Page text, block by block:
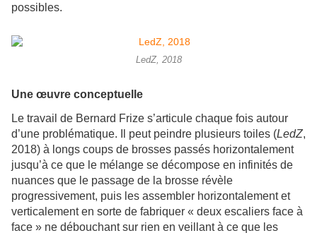
possibles.
LedZ, 2018
Une œuvre conceptuelle
Le travail de Bernard Frize s’articule chaque fois autour
d’une problématique. Il peut peindre plusieurs toiles (LedZ,
2018) à longs coups de brosses passés horizontalement
jusqu’à ce que le mélange se décompose en infinités de
nuances que le passage de la brosse révèle
progressivement, puis les assembler horizontalement et
verticalement en sorte de fabriquer « deux escaliers face à
face » ne débouchant sur rien en veillant à ce que les